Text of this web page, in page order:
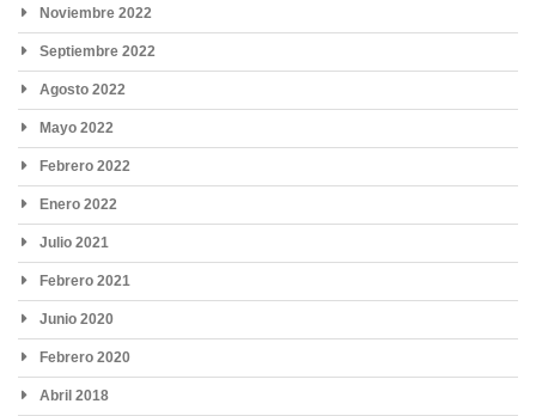
Noviembre 2022
Septiembre 2022
Agosto 2022
Mayo 2022
Febrero 2022
Enero 2022
Julio 2021
Febrero 2021
Junio 2020
Febrero 2020
Abril 2018